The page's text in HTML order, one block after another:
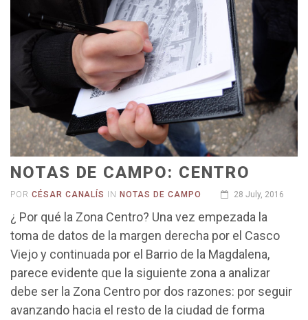
NOTAS DE CAMPO: CENTRO
POR CÉSAR CANALÍS INNOTAS DE CAMPO 28 July, 2016
¿ Por qué la Zona Centro? Una vez empezada la
toma de datos de la margen derecha por el Casco
Viejo y continuada por el Barrio de la Magdalena,
parece evidente que la siguiente zona a analizar
debe ser la Zona Centro por dos razones: por seguir
avanzando hacia el resto de la ciudad de forma